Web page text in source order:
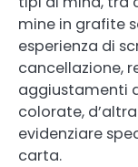
mine in grafite
esperienza di
cancellazione,
aggiustamenti
colorate,
evidenziare
carta.